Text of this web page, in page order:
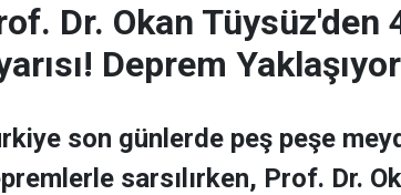
Dr. Okan Tüysüz'den
Deprem Yaklaşıyor
son günlerde peş peşe
sarsılırken, Prof. Dr.